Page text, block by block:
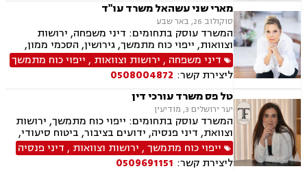
מארי שני עשהאל משרד עו"ד
סוקולוב 26, באר שבע
המשרד עוסק בתחומים: דיני משפחה, ירושות
וצוואות, ייפוי כוח מתמשך, גירושין, הסכמי ממון,
נישואים אזרחיים, מעמד אישי, אפוטרופסות, מזונות,
התנגדויות לצוואות, הסכמים, בוררות
דיני משפחה , ירושות וצוואות , ייפוי כוח מתמשך
ליצירת קשר: 0508004872
טל פס משרד עורכי דין
יער ירושלים 3, מודיעין
המשרד עוסק בתחומים: ייפוי כוח מתמשך, ירושות
וצוואת, דיני פנסיה, ידועים בציבור, ביטוח סיעודי,
תביעות ביטוח ונזקי רכוש
ייפוי כוח מתמשך, ירושות וצוואות , דיני פנסיה
ליצירת קשר: 0509691151